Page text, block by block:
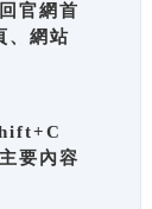
官網首
、網站
要內容